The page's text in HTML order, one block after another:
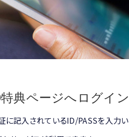
典ページへログイン
に記入されているID/PASSを入力い